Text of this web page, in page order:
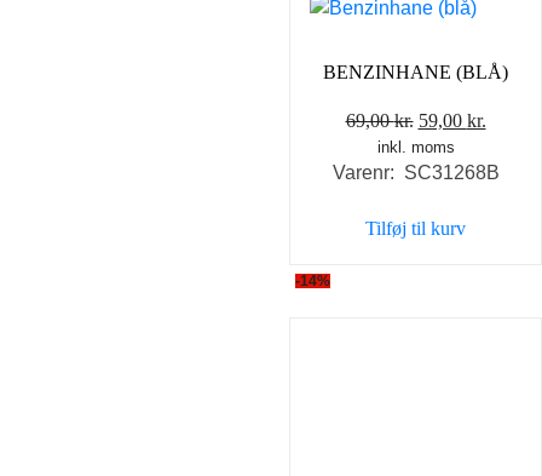
BENZINHANE (BLÅ)
69,00kr. Den
oprindelige
pris
69,00 kr..
59,00 kr.
pris
inkl. moms
Varenr: SC31268B
Tilføj til kurv
-14%